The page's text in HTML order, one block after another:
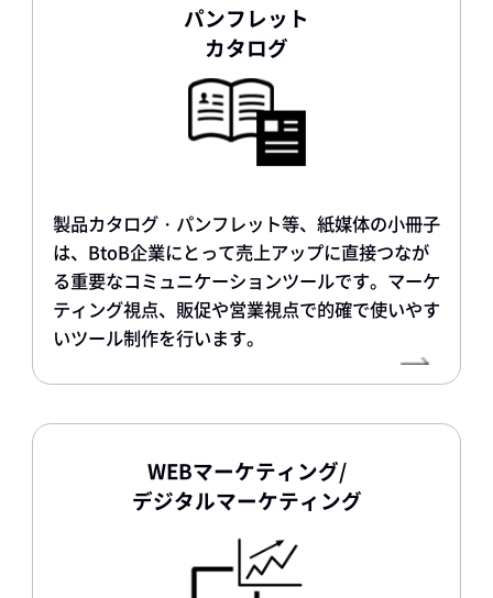
パンフレット
カタログ
製品カタログ・パンフレット等、紙媒体の小冊子
は、BtoB企業にとって売上アップに直接つなが
る重要なコミュニケーションツールです。マーケ
ティング視点、販促や営業視点で的確で使いやす
いツール制作を行います。
WEBマーケティング/
デジタルマーケティング